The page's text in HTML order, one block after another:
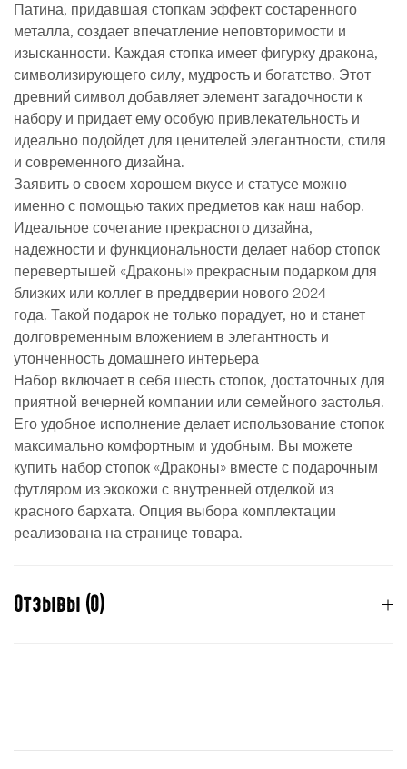
Патина, придавшая стопкам эффект состаренного
металла, создает впечатление неповторимости и
изысканности. Каждая стопка имеет фигурку дракона,
символизирующего силу, мудрость и богатство. Этот
древний символ добавляет элемент загадочности к
набору и придает ему особую привлекательность и
идеально подойдет для ценителей элегантности, стиля
и современного дизайна.
Заявить о своем хорошем вкусе и статусе можно
именно с помощью таких предметов как наш набор.
Идеальное сочетание прекрасного дизайна,
надежности и функциональности делает набор стопок
перевертышей «Драконы» прекрасным подарком для
близких или коллег в преддверии нового 2024
года. Такой подарок не только порадует, но и станет
долговременным вложением в элегантность и
утонченность домашнего интерьера
Набор включает в себя шесть стопок, достаточных для
приятной вечерней компании или семейного застолья.
Его удобное исполнение делает использование стопок
максимально комфортным и удобным. Вы можете
купить набор стопок «Драконы» вместе с подарочным
футляром из экокожи с внутренней отделкой из
красного бархата. Опция выбора комплектации
реализована на странице товара.
Отзывы (0)